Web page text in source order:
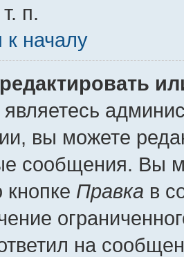
п.
к началу
вы можете
сообщения. Вы
Правка в
на